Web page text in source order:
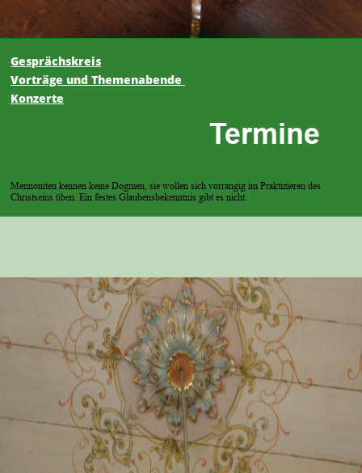
Gesprächskreis
Vorträge und Themenabende
Konzerte
Termine
Mennoniten kennen keine Dogmen, sie wollen sich vorrangig im Praktizieren des
Christseins üben. Ein festes Glaubensbekenntnis gibt es nicht.